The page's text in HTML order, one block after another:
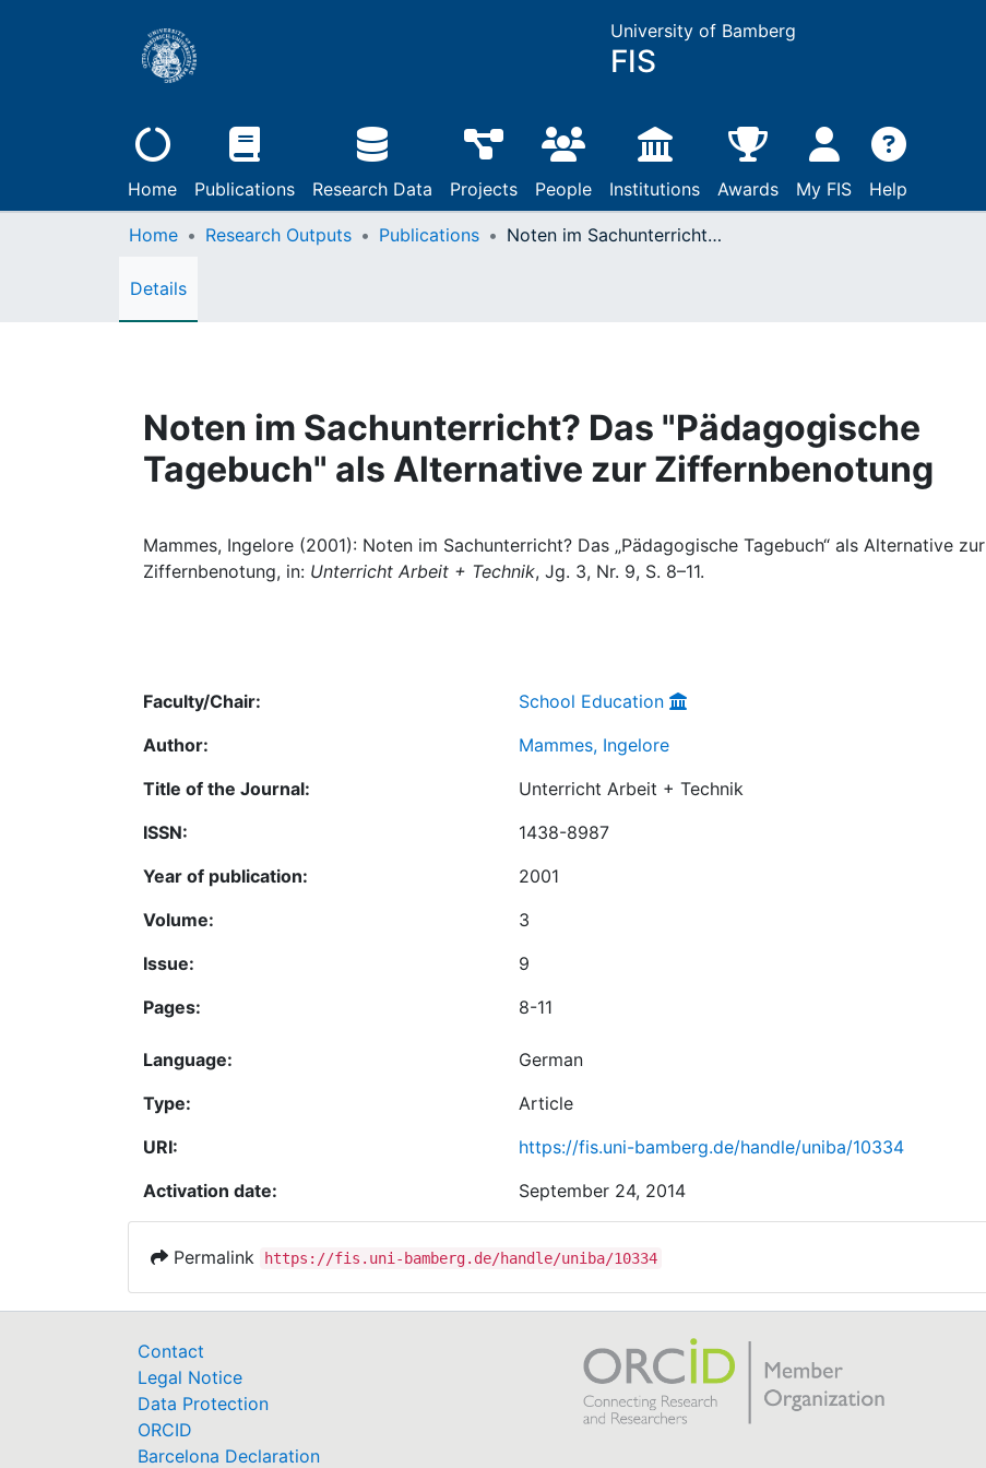
University of Bamberg
FIS
Home Publications Research Data Projects People Institutions Awards My FIS Help
Home Research Outputs Publications Noten im Sachunterricht? Das "Pädagogische Tagebuch" als Alternative zur Ziffernbenotung
Details
Noten im Sachunterricht? Das "Pädagogische
Tagebuch" als Alternative zur Ziffernbenotung
Mammes, Ingelore (2001): Noten im Sachunterricht? Das „Pädagogische Tagebuch“ als Alternative zur
Ziffernbenotung, in: Unterricht Arbeit + Technik, Jg. 3, Nr. 9, S. 8–11.
Faculty/Chair:
School Education
Author:
Mammes, Ingelore
Title of the Journal:
Unterricht Arbeit + Technik
ISSN:
1438-8987
Year of publication:
2001
Volume:
3
Issue:
9
Pages:
8-11
Language:
German
Type:
Article
URI:
https://fis.uni-bamberg.de/handle/uniba/10334
Activation date:
September 24, 2014
Permalink https://fis.uni-bamberg.de/handle/uniba/10334
Contact
Legal Notice
Data Protection
ORCID
Barcelona Declaration